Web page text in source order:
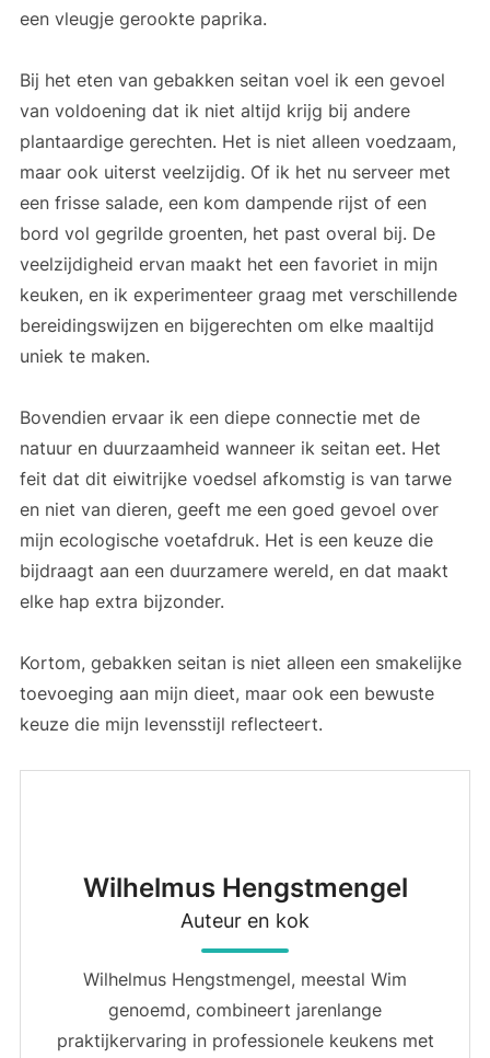
een vleugje gerookte paprika.
Bij het eten van gebakken seitan voel ik een gevoel
van voldoening dat ik niet altijd krijg bij andere
plantaardige gerechten. Het is niet alleen voedzaam,
maar ook uiterst veelzijdig. Of ik het nu serveer met
een frisse salade, een kom dampende rijst of een
bord vol gegrilde groenten, het past overal bij. De
veelzijdigheid ervan maakt het een favoriet in mijn
keuken, en ik experimenteer graag met verschillende
bereidingswijzen en bijgerechten om elke maaltijd
uniek te maken.
Bovendien ervaar ik een diepe connectie met de
natuur en duurzaamheid wanneer ik seitan eet. Het
feit dat dit eiwitrijke voedsel afkomstig is van tarwe
en niet van dieren, geeft me een goed gevoel over
mijn ecologische voetafdruk. Het is een keuze die
bijdraagt aan een duurzamere wereld, en dat maakt
elke hap extra bijzonder.
Kortom, gebakken seitan is niet alleen een smakelijke
toevoeging aan mijn dieet, maar ook een bewuste
keuze die mijn levensstijl reflecteert.
Wilhelmus Hengstmengel
Auteur en kok
Wilhelmus Hengstmengel, meestal Wim
genoemd, combineert jarenlange
praktijkervaring in professionele keukens met